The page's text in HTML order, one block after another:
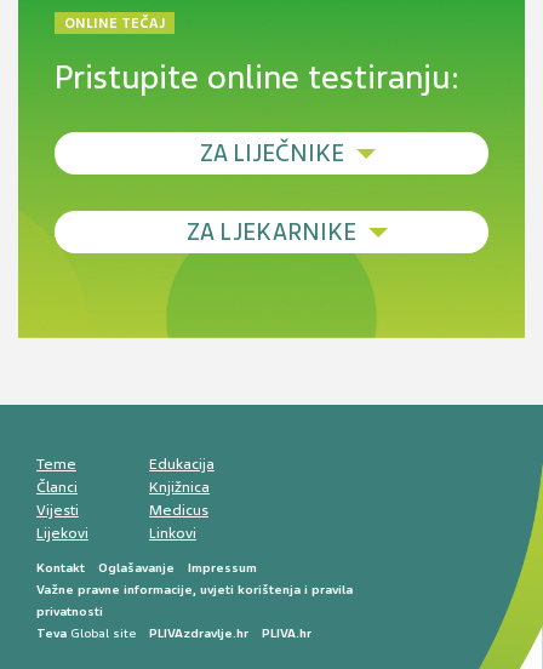
ONLINE TEČAJ
Pristupite online testiranju:
ZA LIJEČNIKE
Debljina - od prevencije do personalizirane
Novi pogled na migrenu: komorbiditeti, spolne
razlike i nove terapije
smetnji do rane onkološke dijagnostike
ZA LJEKARNIKE
Antikoagulansi u ljekarničkoj praksi –
Teme
Članci
Vijesti
Lijekovi
Edukacija
Knjižnica
Medicus
Linkovi
Kontakt Oglašavanje
Impressum
Važne pravne informacije, uvjeti korištenja i pravila
privatnosti
Teva Global site PLIVAzdravlje.hr PLIVA.hr